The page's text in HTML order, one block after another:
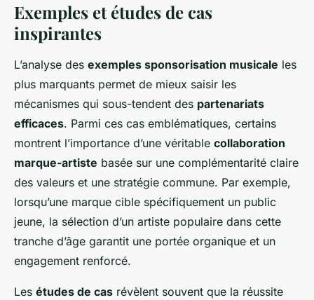
Exemples et études de cas
inspirantes
L’analyse des exemples sponsorisation musicale les
plus marquants permet de mieux saisir les
mécanismes qui sous-tendent des partenariats
efficaces. Parmi ces cas emblématiques, certains
montrent l’importance d’une véritable collaboration
marque-artiste basée sur une complémentarité claire
des valeurs et une stratégie commune. Par exemple,
lorsqu’une marque cible spécifiquement un public
jeune, la sélection d’un artiste populaire dans cette
tranche d’âge garantit une portée organique et un
engagement renforcé.
Les études de cas révèlent souvent que la réussite